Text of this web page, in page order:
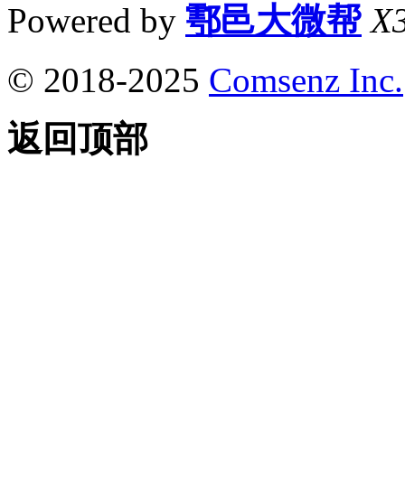
Powered by 鄠邑大微帮
© 2018-2025 Comsenz Inc.
返回顶部